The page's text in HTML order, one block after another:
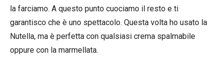
la farciamo. A questo punto cuociamo il resto e ti
garantisco che è uno spettacolo. Questa volta ho usato la
Nutella, ma è perfetta con qualsiasi crema spalmabile
oppure con la marmellata.